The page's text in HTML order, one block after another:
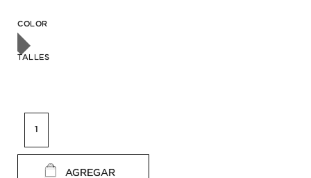
COLOR
TALLES
AGREGAR